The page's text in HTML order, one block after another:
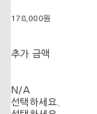
178,000원
추가 금액
N/A
선택하세요.